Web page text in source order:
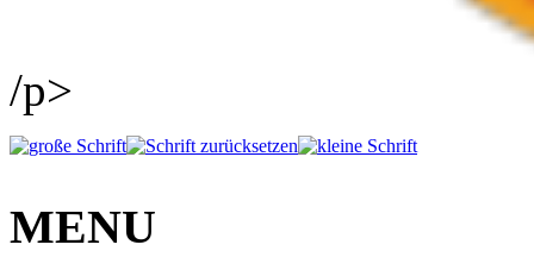
/p>
MENU